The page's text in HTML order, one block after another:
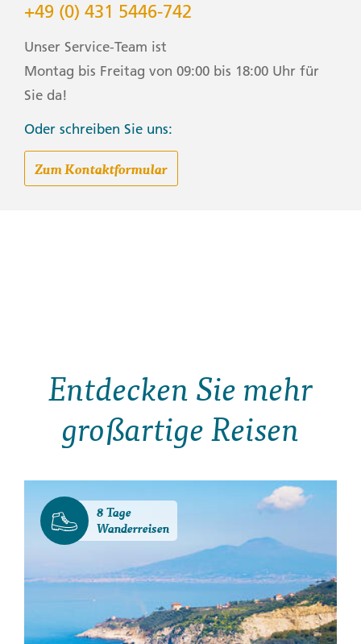
+49 (0) 431 5446-742
Unser Service-Team ist
Montag bis Freitag von 09:00 bis 18:00 Uhr für
Sie da!
Oder schreiben Sie uns:
Zum Kontaktformular
Entdecken Sie mehr
großartige Reisen
8 Tage
Wanderreisen